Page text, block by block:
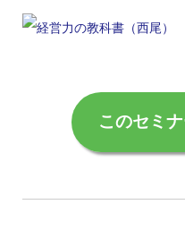
このセミ